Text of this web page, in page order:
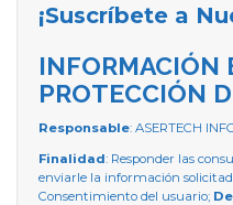
¡Suscríbete a
INFORMACIÓN
PROTECCIÓN
Responsable: ASERTECH
Finalidad: Responder las
enviarle la información
Consentimiento del usuario;